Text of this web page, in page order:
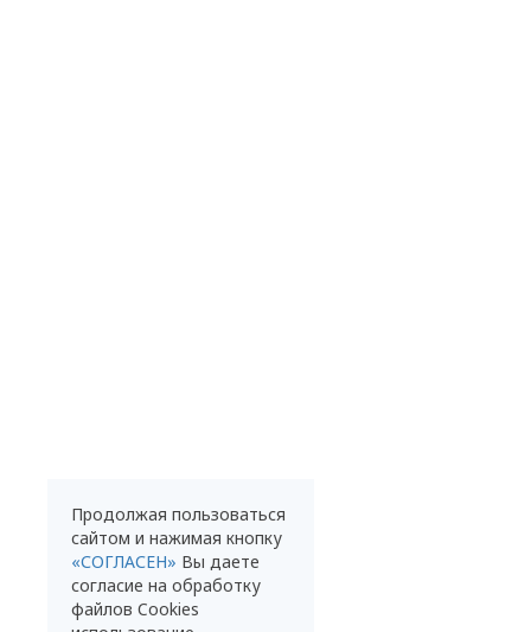
Продолжая пользоваться
сайтом и нажимая кнопку
«СОГЛАСЕН» Вы даете
согласие на обработку
файлов Cookies